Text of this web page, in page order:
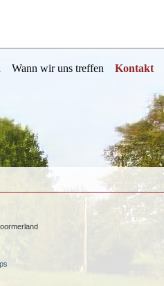
Wann wir uns treffen Kontakt